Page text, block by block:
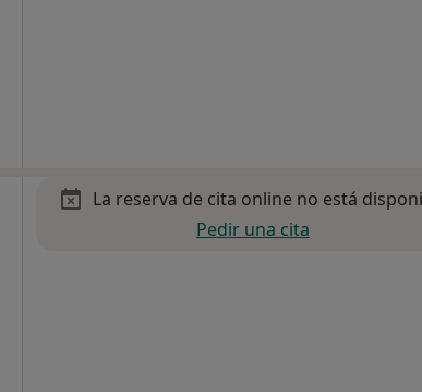
La reserva de cita online no está
Pedir una cita